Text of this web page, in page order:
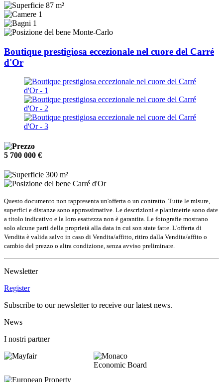
87 m²
1
1
Monte-Carlo
Boutique prestigiosa eccezionale nel cuore del Carré
d'Or
5 700 000 €
300 m²
Carré d'Or
Questo documento non rappresenta un'offerta o un contratto. Tutte le misure,
superfici e distanze sono approssimative. Le descrizioni e planimetrie sono date
a titolo indicativo e la loro esattezza non è garantita. Le fotografie mostrano
solo alcune parti della proprietà alla data in cui son state fatte. L'offerta di
Vendita è valida salvo in caso di Vendita/affitto, ritiro dalla Vendita/affito o
cambio del prezzo o altra condizione, senza avviso preliminare.
Newsletter
Register
Subscribe to our newsletter to receive our latest news.
News
I nostri partner